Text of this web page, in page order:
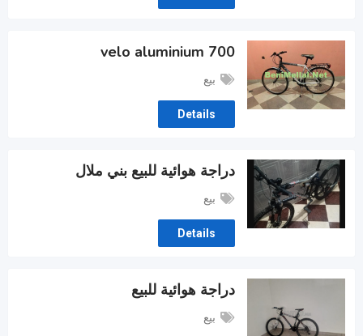
velo aluminium 700
بيع
Details
دراجة هوائية للبيع بني ملال
بيع
Details
دراجة هوائية للبيع
بيع